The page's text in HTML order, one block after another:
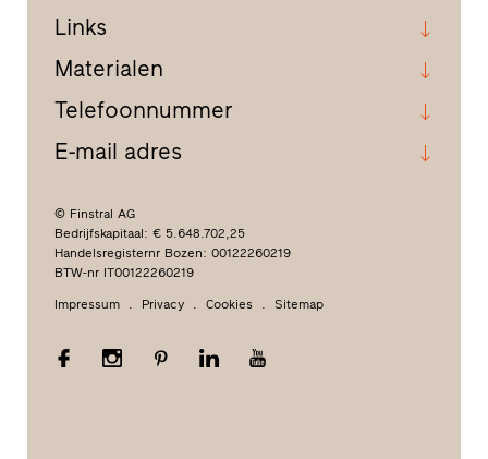
Links
Materialen
Telefoonnummer
E-mail adres
© Finstral AG
Bedrijfskapitaal: € 5.648.702,25
Handelsregisternr Bozen: 00122260219
BTW-nr IT00122260219
Impressum Privacy Cookies Sitemap